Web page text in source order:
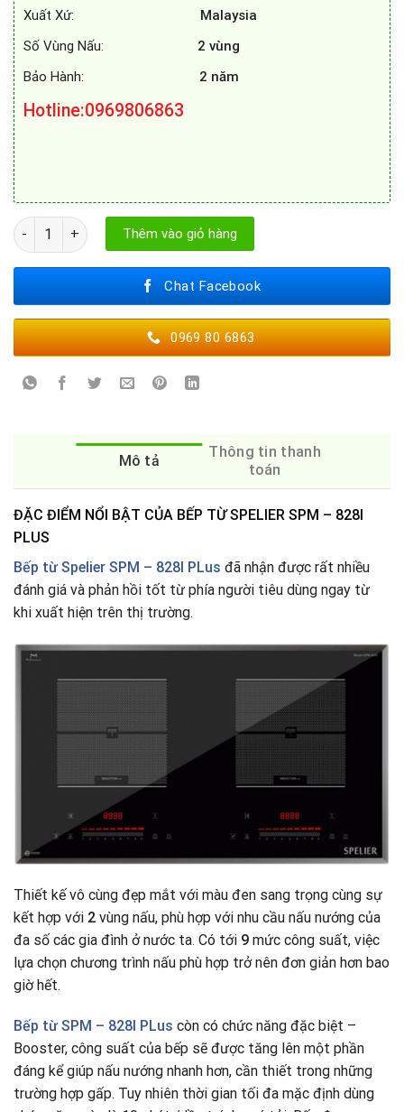
Xuất Xứ:
Malaysia
Số Vùng Nấu: 2 vùng
Bảo Hành: 2 năm
Hotline:0969806863
BẾP TỪ SPELIER SPM - 828I PLUS số lượng
Thêm vào giỏ hàng
Chat Facebook
0969 80 6863
Mô tả
Thông tin thanh
toán
ĐẶC ĐIỂM NỔI BẬT CỦA BẾP TỪ SPELIER SPM – 828I
PLUS
Bếp từ Spelier SPM – 828I PLus đã nhận được rất nhiều
đánh giá và phản hồi tốt từ phía người tiêu dùng ngay từ
khi xuất hiện trên thị trường.
Thiết kế vô cùng đẹp mắt với màu đen sang trọng cùng sự
kết hợp với 2 vùng nấu, phù hợp với nhu cầu nấu nướng của
đa số các gia đình ở nước ta. Có tới 9 mức công suất, việc
lựa chọn chương trình nấu phù hợp trở nên đơn giản hơn bao
giờ hết.
Bếp từ SPM – 828I PLus còn có chức năng đặc biệt –
Booster, công suất của bếp sẽ được tăng lên một phần
đáng kể giúp nấu nướng nhanh hơn, cần thiết trong những
trường hợp gấp. Tuy nhiên thời gian tối đa mặc định dùng